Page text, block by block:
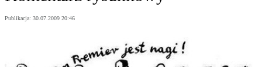
Publikacja: 30.07.2009 20:46